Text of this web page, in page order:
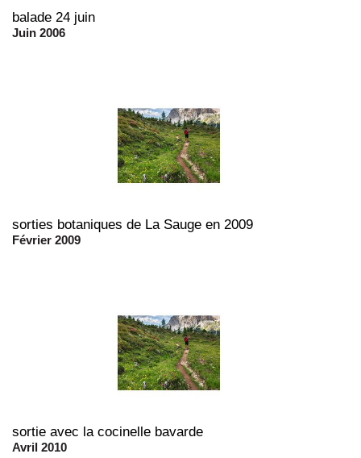
balade 24 juin
Juin 2006
sorties botaniques de La Sauge en 2009
Février 2009
sortie avec la cocinelle bavarde
Avril 2010